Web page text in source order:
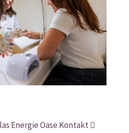
Energie Oase Kontakt 